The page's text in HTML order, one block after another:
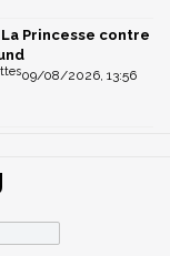
Princesse contre
09/08/2026, 13:56